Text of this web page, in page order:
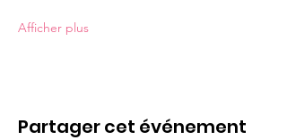
Afficher plus
Partager cet événement